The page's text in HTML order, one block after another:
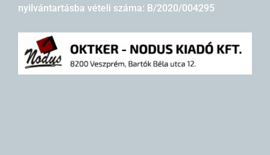
nyilvántartásba vételi száma: B/2020/004295